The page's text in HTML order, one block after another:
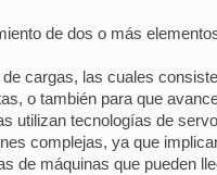
de dos o más
cargas, las cuales
o también para que
utilizan tecnologías de
complejas, ya que
de máquinas que pueden